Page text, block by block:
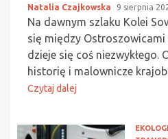
Natalia Czajkowska 9 sierpnia
Na dawnym szlaku Kolei
się między Ostroszowicami
dzieje się coś niezwykłego.
historię i malownicze
Czytaj dalej